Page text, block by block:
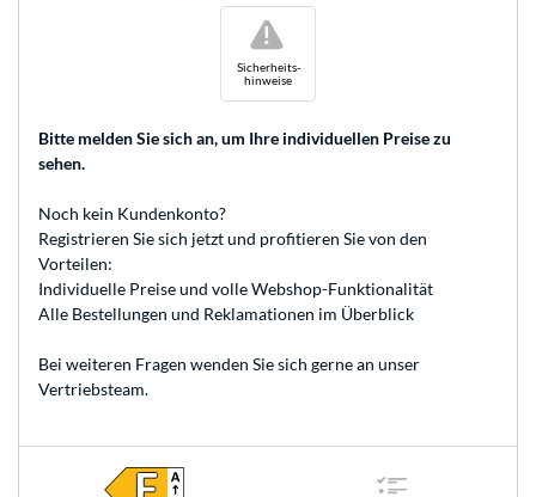
Sicherheits-
hinweise
!
Bitte melden Sie sich an, um Ihre individuellen Preise zu
sehen.
Noch kein Kundenkonto?
Registrieren Sie sich jetzt und profitieren Sie von den
Vorteilen:
Individuelle Preise und volle Webshop-Funktionalität
Alle Bestellungen und Reklamationen im Überblick
Bei weiteren Fragen wenden Sie sich gerne an unser
Vertriebsteam.